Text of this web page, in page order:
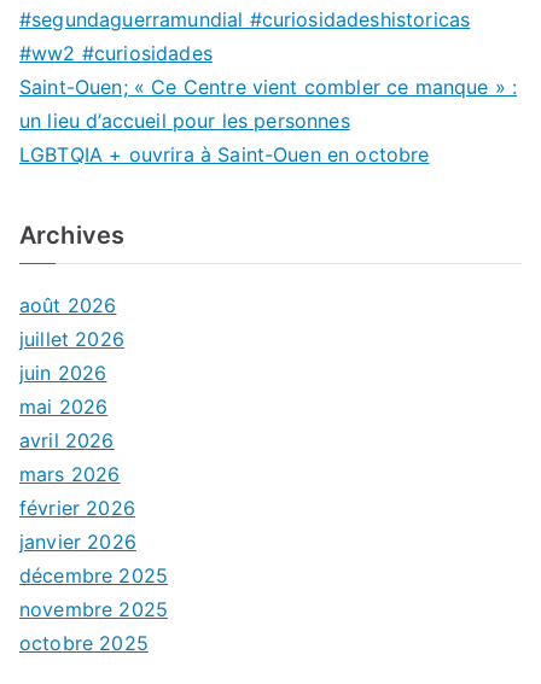
#segundaguerramundial #curiosidadeshistoricas
#ww2 #curiosidades
Saint-Ouen; « Ce Centre vient combler ce manque » :
un lieu d’accueil pour les personnes
LGBTQIA + ouvrira à Saint-Ouen en octobre
Archives
août 2026
juillet 2026
juin 2026
mai 2026
avril 2026
mars 2026
février 2026
janvier 2026
décembre 2025
novembre 2025
octobre 2025